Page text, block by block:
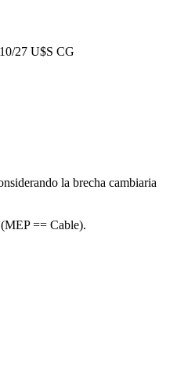
27 U$S CG
la brecha cambiaria
== Cable).